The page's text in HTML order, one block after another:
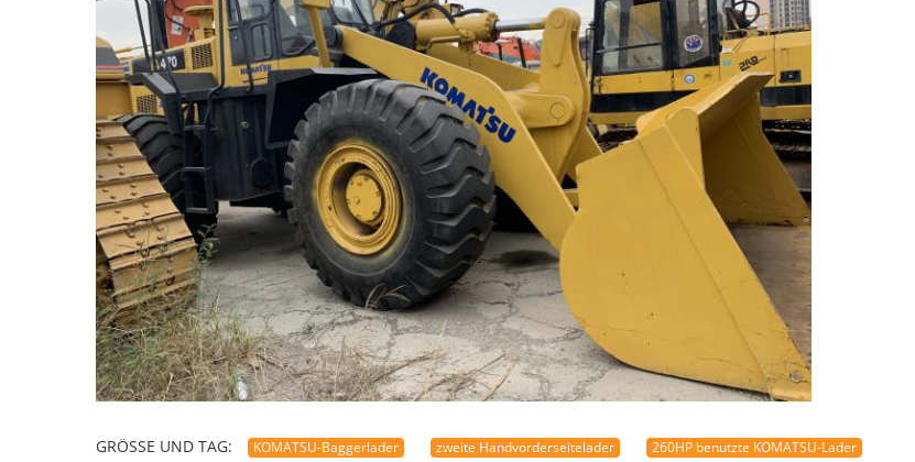
GRÖSSE UND TAG: KOMATSU-Baggerlader zweite Handvorderseitelader 260HP benutzte KOMATSU-Lader